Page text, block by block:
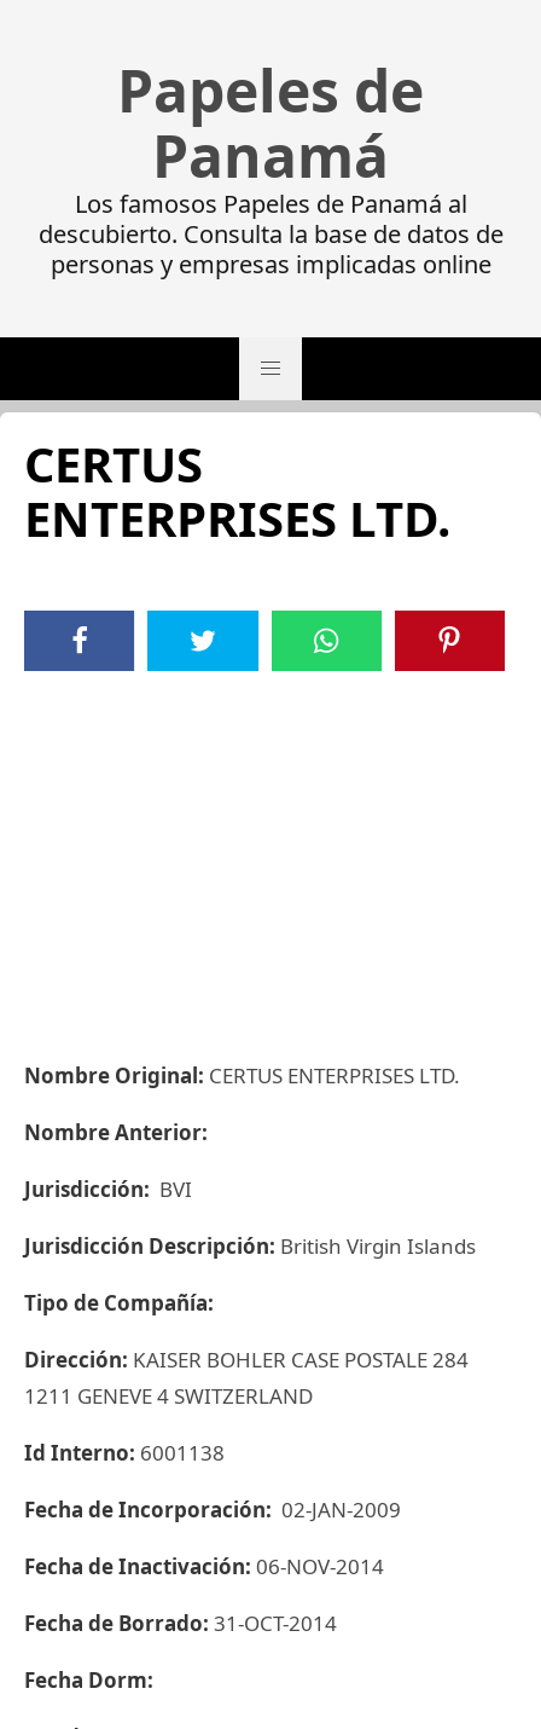
Papeles de
Panamá
Los famosos Papeles de Panamá al
descubierto. Consulta la base de datos de
personas y empresas implicadas online
CERTUS
ENTERPRISES LTD.
Nombre Original: CERTUS ENTERPRISES LTD.
Nombre Anterior:
Jurisdicción: BVI
Jurisdicción Descripción: British Virgin Islands
Tipo de Compañía:
Dirección: KAISER BOHLER CASE POSTALE 284
1211 GENEVE 4 SWITZERLAND
Id Interno: 6001138
Fecha de Incorporación: 02-JAN-2009
Fecha de Inactivación: 06-NOV-2014
Fecha de Borrado: 31-OCT-2014
Fecha Dorm: